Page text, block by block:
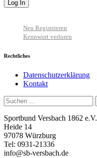
Neu Registrieren
Kennwort verloren
Rechtliches
Datenschutzerklärung
Kontakt
Suchen
nach:
Sportbund Versbach 1862 e.V.
Heide 14
97078 Würzburg
Tel: 0931-21336
info@sb-versbach.de